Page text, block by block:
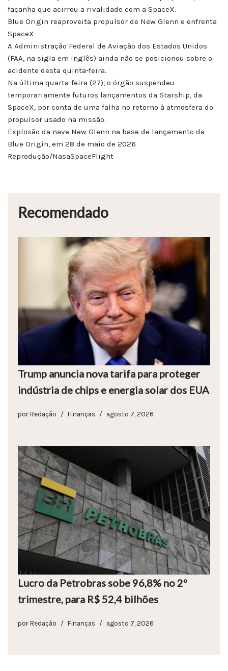
façanha que acirrou a rivalidade com a SpaceX.
Blue Origin reaproveita propulsor de New Glenn e enfrenta
SpaceX
A Administração Federal de Aviação dos Estados Unidos
(FAA, na sigla em inglês) ainda não se posicionou sobre o
acidente desta quinta-feira.
Na última quarta-feira (27), o órgão suspendeu
temporariamente futuros lançamentos da Starship, da
SpaceX, por conta de uma falha no retorno à atmosfera do
propulsor usado na missão.
Explosão da nave New Glenn na base de lançamento da
Blue Origin, em 28 de maio de 2026
Reprodução/NasaSpaceFlight
Recomendado
Trump anuncia nova tarifa para proteger
indústria de chips e energia solar dos EUA
por Redação Finanças agosto 7, 2026
Lucro da Petrobras sobe 96,8% no 2º
trimestre, para R$ 52,4 bilhões
por Redação Finanças agosto 7, 2026